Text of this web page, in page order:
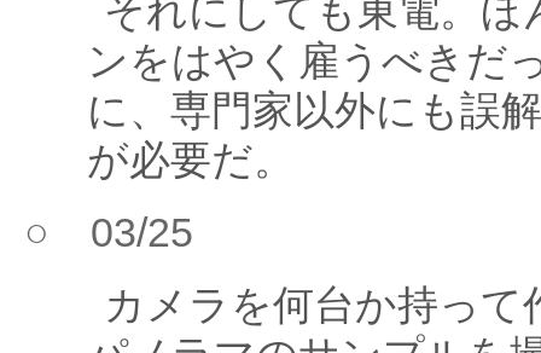
それにしても東電。
ンをはやく雇うべきだ
に、専門家以外にも誤
が必要だ。
○ 03/25
カメラを何台か持っ